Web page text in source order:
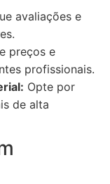
avaliações e
preços e
profissionais.
Opte por
de alta